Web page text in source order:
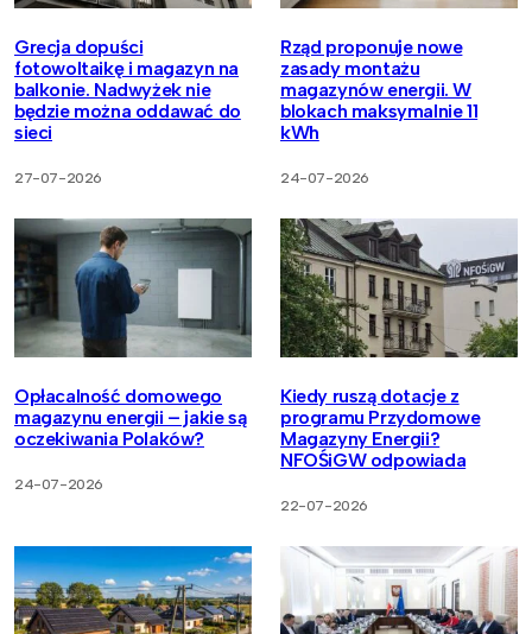
Grecja dopuści
fotowoltaikę i magazyn na
balkonie. Nadwyżek nie
będzie można oddawać do
sieci
27-07-2026
Rząd proponuje nowe
zasady montażu
magazynów energii. W
blokach maksymalnie 11
kWh
24-07-2026
Opłacalność domowego
magazynu energii – jakie są
oczekiwania Polaków?
24-07-2026
Kiedy ruszą dotacje z
programu Przydomowe
Magazyny Energii?
NFOŚiGW odpowiada
22-07-2026